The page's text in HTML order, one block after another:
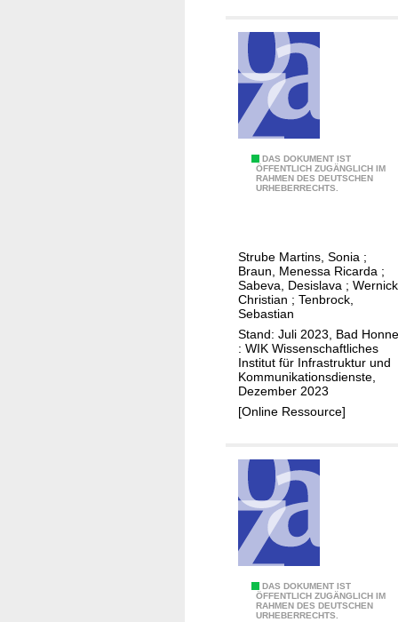
-
G
l
s
M
t
i
o
n
T
e
l
e
k
m
D
e
t
s
n
m
a
r
2
0
3
0
a
s
e
r
h
l
i
e
ß
u
n
g
u
r
v
e
r
DAS DOKUMENT IST
ÖFFENTLICH ZUGÄNGLICH IM
RAHMEN DES DEUTSCHEN
URHEBERRECHTS.
d
u
n
g
d
e
s
E
o
n
z
e
Strube Martins, Sonia ;
Braun, Menessa Ricarda ;
Sabeva, Desislava ;
Christian ; Tenbrock,
Sebastian
Stand: Juli 2023, Bad
: WIK Wissenschaftliches
Institut für Infrastruktur und
Kommunikationsdienste,
Dezember 2023
[Online Ressource]
DAS DOKUMENT IST
ÖFFENTLICH ZUGÄNGLICH IM
RAHMEN DES DEUTSCHEN
URHEBERRECHTS.